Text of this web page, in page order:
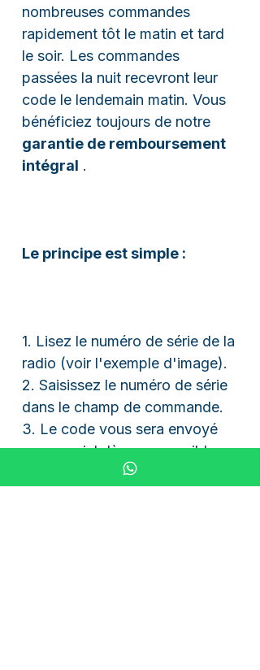
nombreuses commandes
rapidement tôt le matin et tard
le soir. Les commandes
passées la nuit recevront leur
code le lendemain matin. Vous
bénéficiez toujours de notre
garantie de remboursement
intégral .
Le principe est simple :
1. Lisez le numéro de série de la
radio (voir l'exemple d'image).
2. Saisissez le numéro de série
dans le champ de commande.
3. Le code vous sera envoyé
par courriel dès que possible.